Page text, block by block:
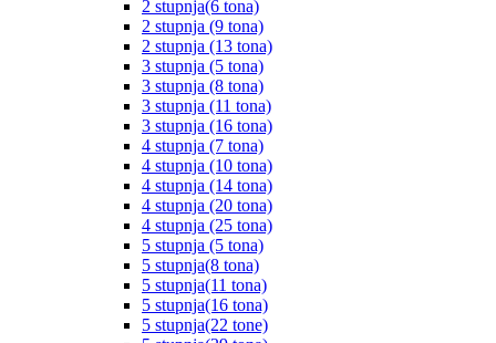
2 stupnja(6 tona)
2 stupnja (9 tona)
2 stupnja (13 tona)
3 stupnja (5 tona)
3 stupnja (8 tona)
3 stupnja (11 tona)
3 stupnja (16 tona)
4 stupnja (7 tona)
4 stupnja (10 tona)
4 stupnja (14 tona)
4 stupnja (20 tona)
4 stupnja (25 tona)
5 stupnja (5 tona)
5 stupnja(8 tona)
5 stupnja(11 tona)
5 stupnja(16 tona)
5 stupnja(22 tone)